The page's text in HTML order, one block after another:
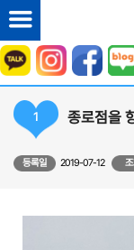
1 종로점을
등록일 2019-07-12 조